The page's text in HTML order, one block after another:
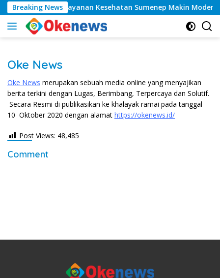
Langsung
ke
konten
Breaking News
Naik Kelas, Layanan Kesehatan Sumenep Makin Modern
Oke News
Oke News merupakan sebuah media online yang menyajikan
berita terkini dengan Lugas, Berimbang, Terpercaya dan Solutif.
Secara Resmi di publikasikan ke khalayak ramai pada tanggal
10 Oktober 2020 dengan alamat https://okenews.id/
Post Views: 48,485
Comment